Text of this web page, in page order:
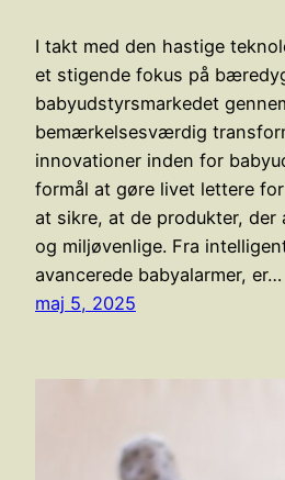
I takt med den hastige
et stigende fokus på
babyudstyrsmarkedet
bemærkelsesværdig
innovationer inden for
formål at gøre livet lettere
at sikre, at de produkter, der
og miljøvenlige. Fra
avancerede babyalarmer, er…
maj 5, 2025